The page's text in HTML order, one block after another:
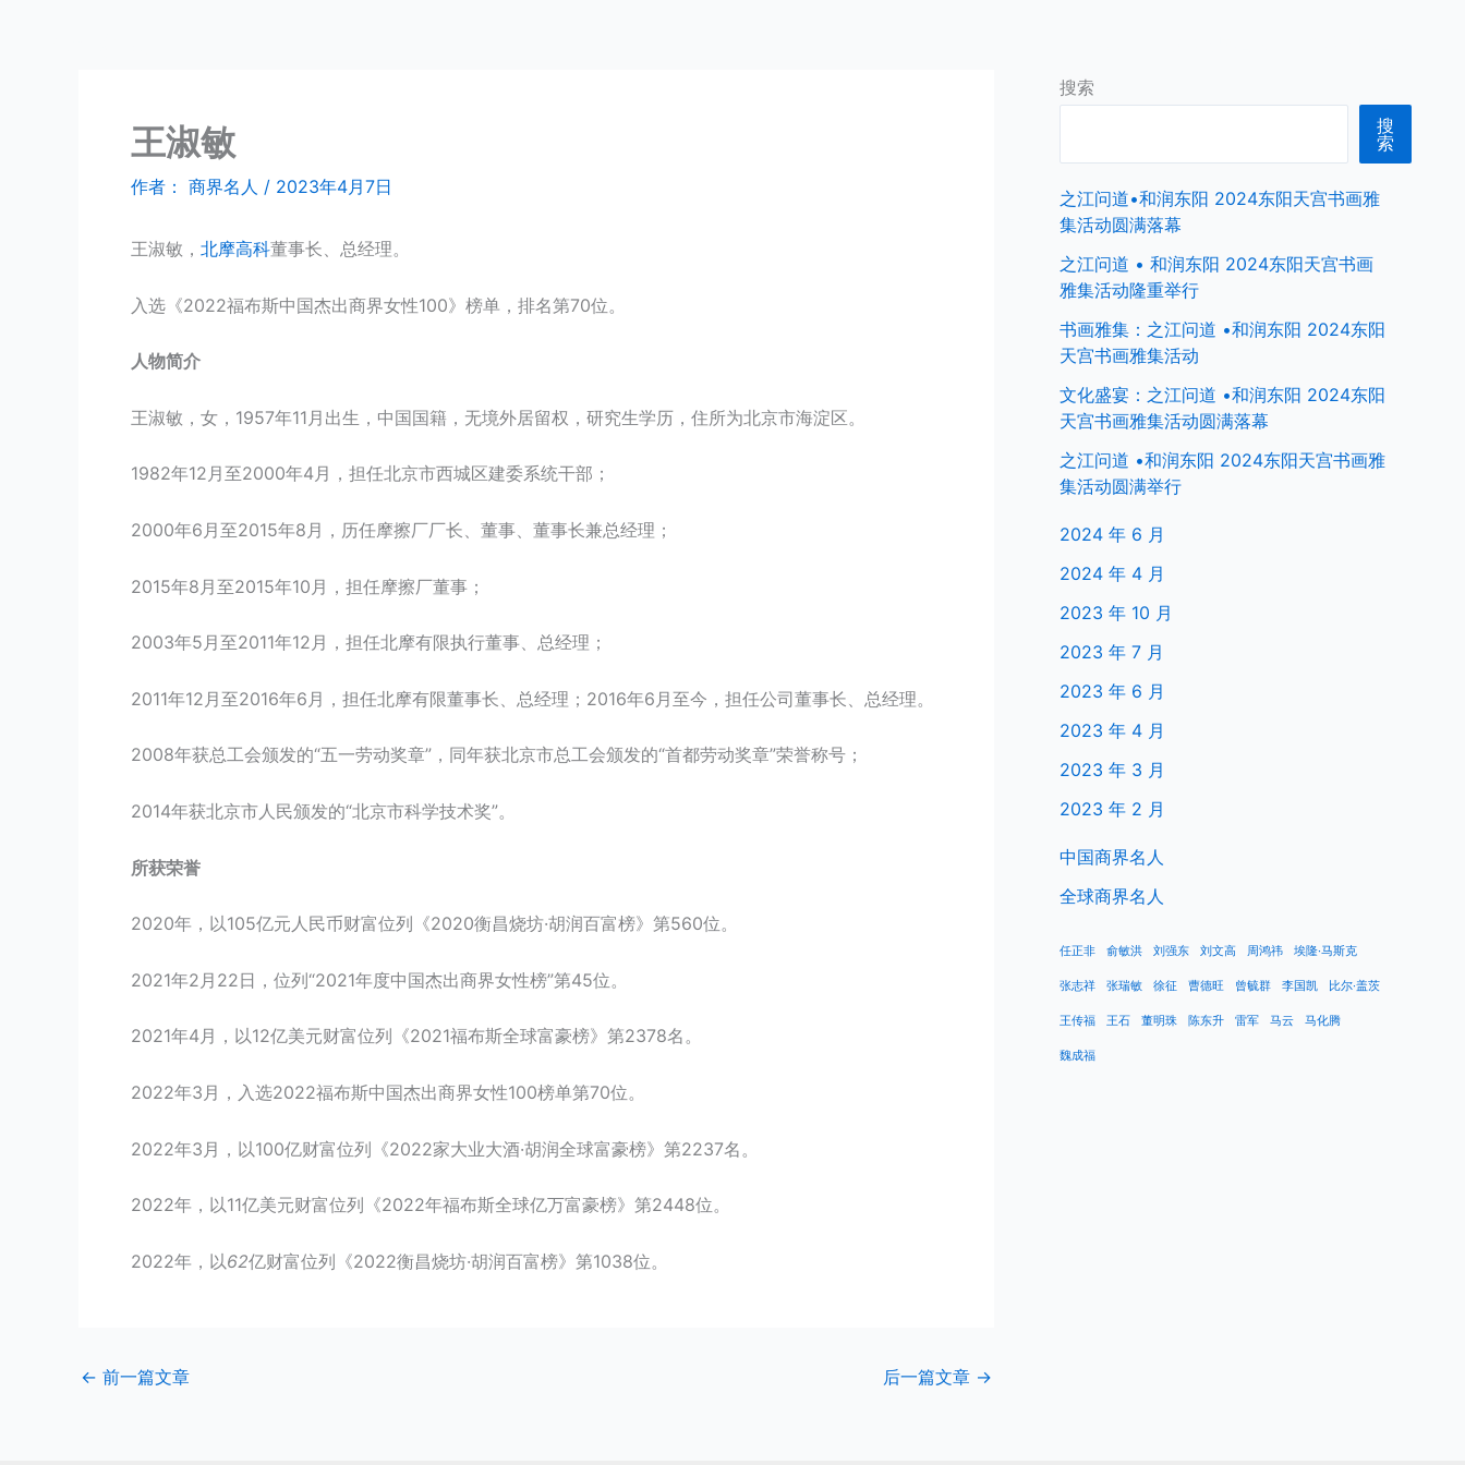
王淑敏
作者： 商界名人 / 2023年4月7日
王淑敏， 北摩高科董事长、总经理。
入选《2022福布斯中国杰出商界女性100》榜单，排名第70位。
人物简介
王淑敏，女，1957年11月出生，中国国籍，无境外居留权，研究生学历，住所为北京市海淀区。
1982年12月至2000年4月，担任北京市西城区建委系统干部；
2000年6月至2015年8月，历任摩擦厂厂长、董事、董事长兼总经理；
2015年8月至2015年10月，担任摩擦厂董事；
2003年5月至2011年12月，担任北摩有限执行董事、总经理；
2011年12月至2016年6月，担任北摩有限董事长、总经理；2016年6月至今，担任公司董事长、总经理。
2008年获总工会颁发的“五一劳动奖章”，同年获北京市总工会颁发的“首都劳动奖章”荣誉称号；
2014年获北京市人民颁发的“北京市科学技术奖”。
所获荣誉
2020年，以105亿元人民币财富位列《2020衡昌烧坊·胡润百富榜》第560位。
2021年2月22日，位列“2021年度中国杰出商界女性榜”第45位。
2021年4月，以12亿美元财富位列《2021福布斯全球富豪榜》第2378名。
2022年3月，入选2022福布斯中国杰出商界女性100榜单第70位。
2022年3月，以100亿财富位列《2022家大业大酒·胡润全球富豪榜》第2237名。
2022年，以11亿美元财富位列《2022年福布斯全球亿万富豪榜》第2448位。
2022年，以62亿财富位列《2022衡昌烧坊·胡润百富榜》第1038位。
← 前一篇文章 后一篇文章 →
搜索
搜
索
之江问道•和润东阳 2024东阳天宫书画雅
集活动圆满落幕
之江问道 • 和润东阳 2024东阳天宫书画
雅集活动隆重举行
书画雅集：之江问道 •和润东阳 2024东阳
天宫书画雅集活动
文化盛宴：之江问道 •和润东阳 2024东阳
天宫书画雅集活动圆满落幕
之江问道 •和润东阳 2024东阳天宫书画雅
集活动圆满举行
2024 年 6 月
2024 年 4 月
2023 年 10 月
2023 年 7 月
2023 年 6 月
2023 年 4 月
2023 年 3 月
2023 年 2 月
中国商界名人
全球商界名人
任正非 俞敏洪 刘强东 刘文高 周鸿祎 埃隆·马斯克
张志祥 张瑞敏 徐征 曹德旺 曾毓群 李国凯 比尔·盖茨
王传福 王石 董明珠 陈东升 雷军 马云 马化腾
魏成福